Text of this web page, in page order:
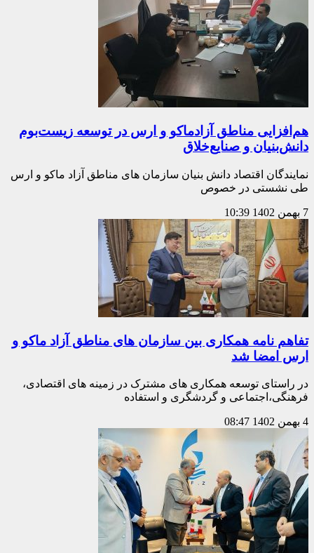
هم‌افزایی مناطق آزادماکو و ارس در توسعه‌ زیست‌بوم
دانش‌بنیان و صنایع‌خلاق
نمایندگان اقتصاد دانش بنیان سازمان های مناطق آزاد ماکو و ارس
طی نشستی در خصوص
7 بهمن 1402 10:39
تفاهم نامه همکاری بین سازمان های مناطق آزاد ماکو و
ارس امضا شد
در راستای توسعه همکاری های مشترک در زمینه های اقتصادی،
فرهنگی،‌اجتماعی و گردشگری و استفاده
4 بهمن 1402 08:47